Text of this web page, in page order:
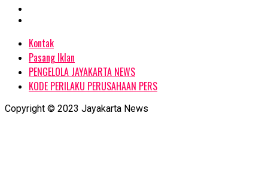
Kontak
Pasang Iklan
PENGELOLA JAYAKARTA NEWS
KODE PERILAKU PERUSAHAAN PERS
Copyright © 2023 Jayakarta News